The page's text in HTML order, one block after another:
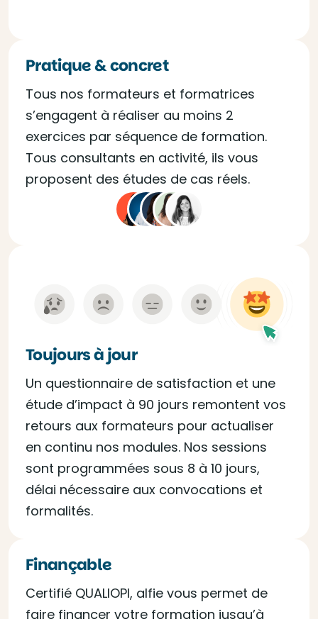
Pratique & concret
Tous nos formateurs et formatrices
s’engagent à réaliser au moins 2
exercices par séquence de formation.
Tous consultants en activité, ils vous
proposent des études de cas réels.
Toujours à jour
Un questionnaire de satisfaction et une
étude d’impact à 90 jours remontent vos
retours aux formateurs pour actualiser
en continu nos modules. Nos sessions
sont programmées sous 8 à 10 jours,
délai nécessaire aux convocations et
formalités.
Finançable
Certifié QUALIOPI, alfie vous permet de
faire financer votre formation jusqu’à